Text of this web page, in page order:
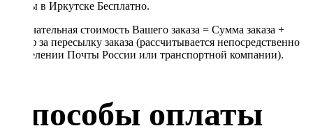
Почты в Иркутске Бесплатно.
Окончательная стоимость Вашего заказа = Сумма заказа +
Тариф за пересылку заказа (рассчитывается непосредственно
в отделении Почты России или транспортной компании).
Способы оплаты